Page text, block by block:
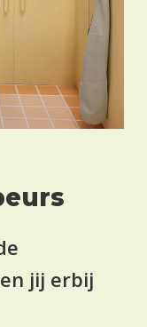
jij erbij